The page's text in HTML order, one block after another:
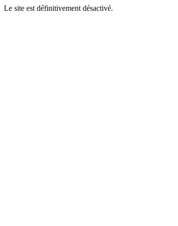
Le site est définitivement désactivé.